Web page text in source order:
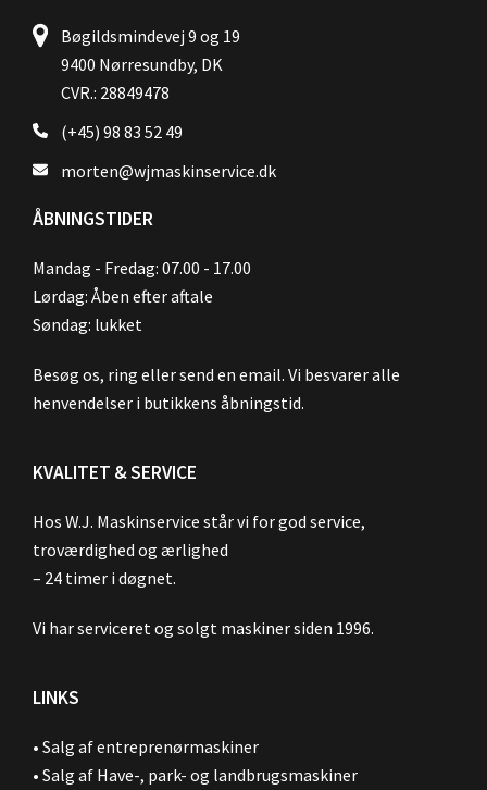
Bøgildsmindevej 9 og 19
9400 Nørresundby, DK
CVR.: 28849478
(+45) 98 83 52 49
morten@wjmaskinservice.dk
ÅBNINGSTIDER
Mandag - Fredag: 07.00 - 17.00
Lørdag: Åben efter aftale
Søndag: lukket
Besøg os, ring eller send en email. Vi besvarer alle
henvendelser i butikkens åbningstid.
KVALITET & SERVICE
Hos W.J. Maskinservice står vi for god service,
troværdighed og ærlighed
– 24 timer i døgnet.
Vi har serviceret og solgt maskiner siden 1996.
LINKS
• Salg af entreprenørmaskiner
• Salg af Have-, park- og landbrugsmaskiner